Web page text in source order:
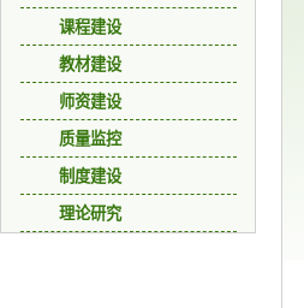
课程建设
教材建设
师资建设
质量监控
制度建设
理论研究